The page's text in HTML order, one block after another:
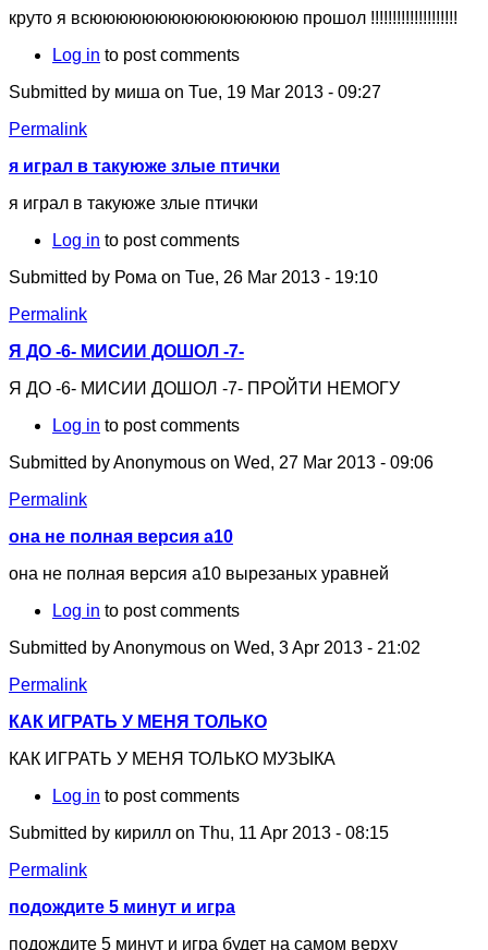
круто я всюююююююююююююююю прошол !!!!!!!!!!!!!!!!!!!!
Log in to post comments
Submitted by миша on Tue, 19 Mar 2013 - 09:27
Permalink
я играл в такуюже злые птички
я играл в такуюже злые птички
Log in to post comments
Submitted by Рома on Tue, 26 Mar 2013 - 19:10
Permalink
Я ДО -6- МИСИИ ДОШОЛ -7-
Я ДО -6- МИСИИ ДОШОЛ -7- ПРОЙТИ НЕМОГУ
Log in to post comments
Submitted byAnonymous on Wed, 27 Mar 2013 - 09:06
Permalink
она не полная версия а10
она не полная версия а10 вырезаных уравней
Log in to post comments
Submitted byAnonymous on Wed, 3 Apr 2013 - 21:02
Permalink
КАК ИГРАТЬ У МЕНЯ ТОЛЬКО
КАК ИГРАТЬ У МЕНЯ ТОЛЬКО МУЗЫКА
Log in to post comments
Submitted by кирилл on Thu, 11 Apr 2013 - 08:15
Permalink
подождите 5 минут и игра
подождите 5 минут и игра будет на самом верху